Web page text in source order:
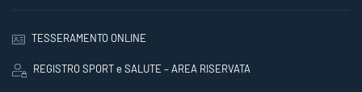
TESSERAMENTO ONLINE
REGISTRO SPORT e SALUTE – AREA RISERVATA